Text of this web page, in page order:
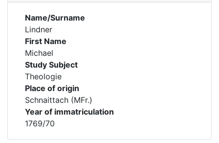
Name/Surname
Lindner
First Name
Michael
Study Subject
Theologie
Place of origin
Schnaittach (MFr.)
Year of immatriculation
1769/70